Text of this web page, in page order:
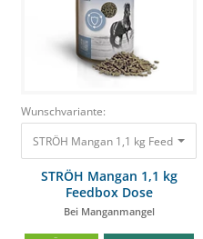
Wunschvariante:
STRÖH Mangan 1,1 kg Feedbox
STRÖH Mangan 1,1 kg
Feedbox Dose
Bei Manganmangel